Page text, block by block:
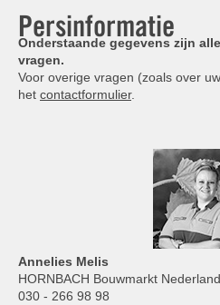
Persinformatie
Onderstaande gegevens zijn
vragen.
Voor overige vragen (zoals over
het contactformulier.
Annelies Melis
HORNBACH Bouwmarkt Nederland
030 - 266 98 98